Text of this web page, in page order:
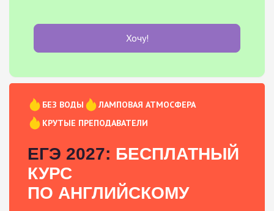
Хочу!
БЕЗ ВОДЫ
ЛАМПОВАЯ АТМОСФЕРА
КРУТЫЕ ПРЕПОДАВАТЕЛИ
ЕГЭ 2027: БЕСПЛАТНЫЙ
КУРС
ПО АНГЛИЙСКОМУ